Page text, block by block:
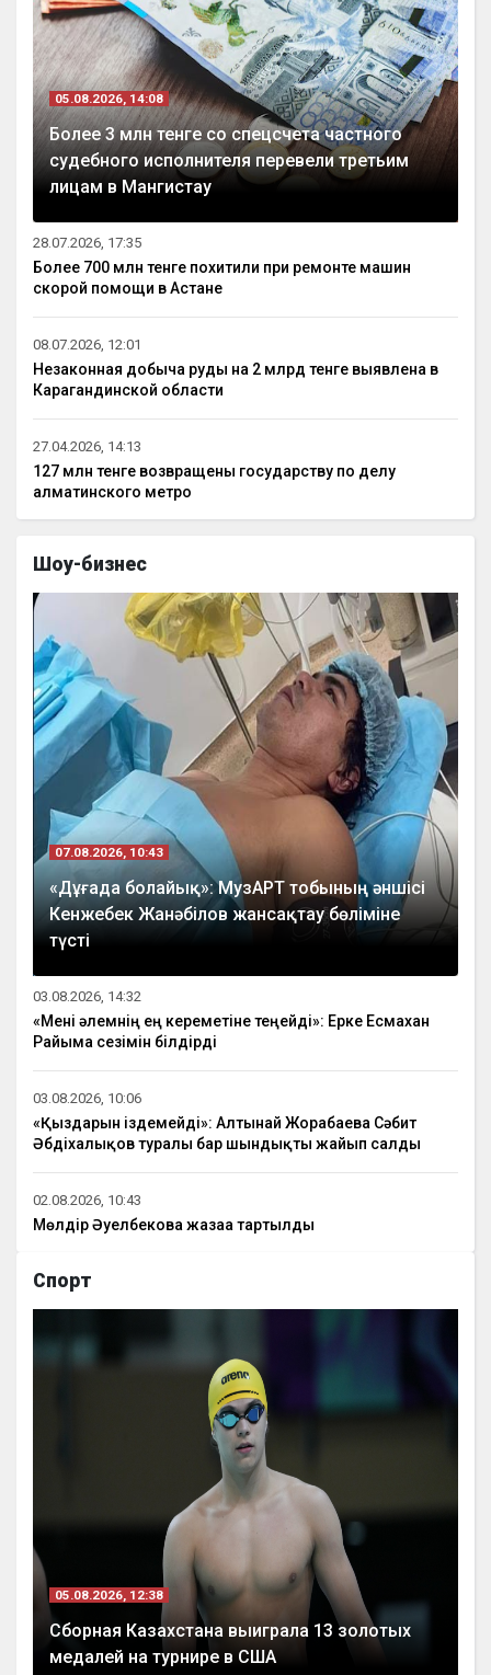
05.08.2026, 14:08
Более 3 млн тенге со спецсчета частного
судебного исполнителя перевели третьим
лицам в Мангистау
28.07.2026, 17:35
Более 700 млн тенге похитили при ремонте машин
скорой помощи в Астане
08.07.2026, 12:01
Незаконная добыча руды на 2 млрд тенге выявлена в
Карагандинской области
27.04.2026, 14:13
127 млн тенге возвращены государству по делу
алматинского метро
Шоу-бизнес
07.08.2026, 10:43
«Дұғада болайық»: МузАРТ тобының әншісі
Кенжебек Жанәбілов жансақтау бөліміне
түсті
03.08.2026, 14:32
«Мені әлемнің ең кереметіне теңейді»: Ерке Есмахан
Райымға сезімін білдірді
03.08.2026, 10:06
«Қыздарын іздемейді»: Алтынай Жорабаева Сәбит
Әбдіхалықов туралы бар шындықты жайып салды
02.08.2026, 10:43
Мөлдір Әуелбекова жазаға тартылды
Спорт
05.08.2026, 12:38
Сборная Казахстана выиграла 13 золотых
медалей на турнире в США